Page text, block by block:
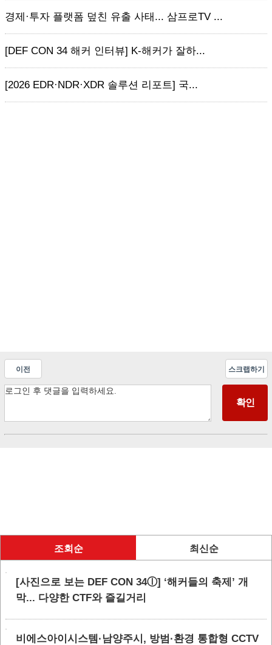
경제·투자 플랫폼 덮친 유출 사태... 삼프로TV ...
[DEF CON 34 해커 인터뷰] K-해커가 잘하...
[2026 EDR·NDR·XDR 솔루션 리포트] 국...
이전 스크랩하기
조회순 최신순
[사진으로 보는 DEF CON 34ⓛ] ‘해커들의 축제’ 개
막... 다양한 CTF와 즐길거리
비에스아이시스템·남양주시, 방범·환경 통합형 CCTV